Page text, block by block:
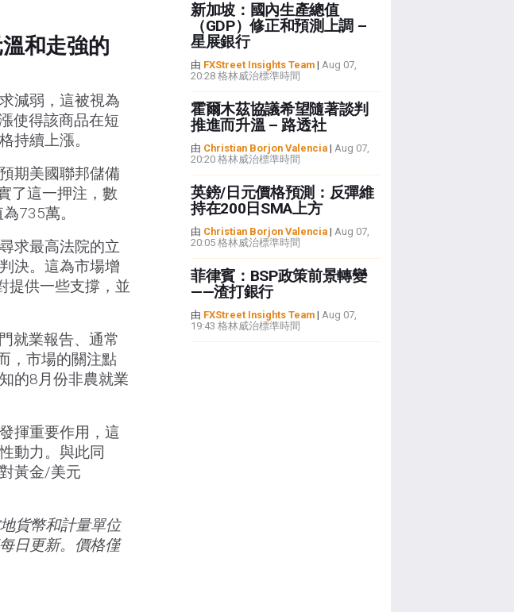
和走強的
減弱，這被視為
使得該商品在短
持續上漲。
期美國聯邦儲備
了這一押注，數
735萬。
求最高法院的立
決。這為市場增
提供一些支撐，並
就業報告、通常
，市場的關注點
的8月份非農就業
揮重要作用，這
動力。與此同
黃金/美元
貨幣和計量單位
日更新。價格僅
新加坡：國內生產總值
（GDP）修正和預測上調 –
星展銀行
由 FXStreet Insights Team| Aug 07,
20:28 格林威治標準時間
霍爾木茲協議希望隨著談判
推進而升溫 – 路透社
由 Christian Borjon Valencia| Aug 07,
20:20 格林威治標準時間
英鎊/日元價格預測：反彈維
持在200日SMA上方
由 Christian Borjon Valencia| Aug 07,
20:05 格林威治標準時間
菲律賓：BSP政策前景轉變
——渣打銀行
由 FXStreet Insights Team| Aug 07,
19:43 格林威治標準時間